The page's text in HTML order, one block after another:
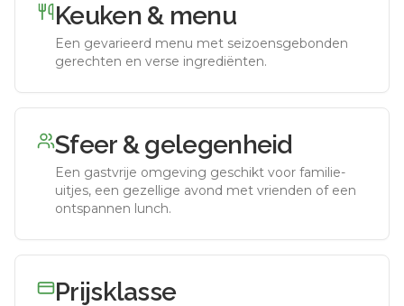
Keuken & menu
Een gevarieerd menu met seizoensgebonden
gerechten en verse ingrediënten.
Sfeer & gelegenheid
Een gastvrije omgeving geschikt voor familie-
uitjes, een gezellige avond met vrienden of een
ontspannen lunch.
Prijsklasse